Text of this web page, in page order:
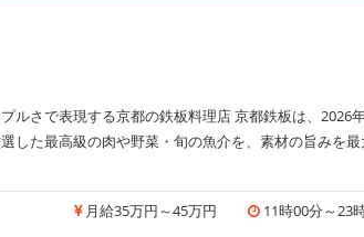
ルさで表現する京都の鉄板料理店 京都鉄板は、2026
した最高級の肉や野菜・旬の魚介を、素材の旨みを
月給35万円～45万円 11時00分～23